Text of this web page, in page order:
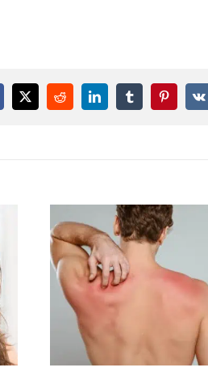
X RedditLinkedInTumblrPinterest
Vk